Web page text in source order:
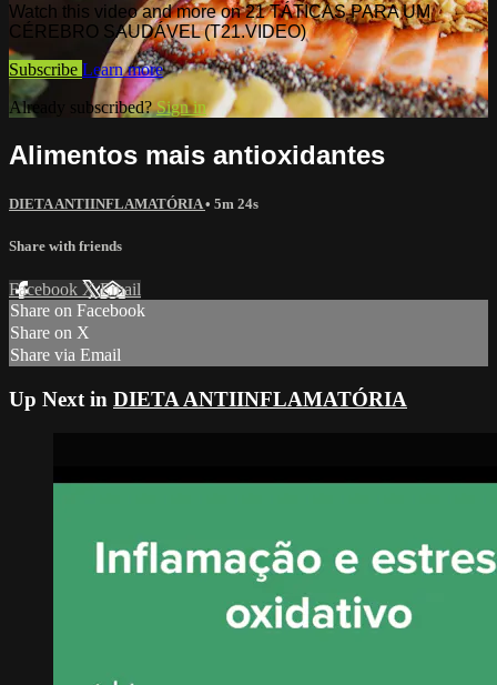
Watch this video and more on 21 TÁTICAS PARA UM
CÉREBRO SAUDÁVEL (T21.VIDEO)
Subscribe Learn more
Already subscribed?Sign in
Alimentos mais antioxidantes
DIETA ANTIINFLAMATÓRIA• 5m 24s
Share with friends
Facebook XEmail
Share on Facebook
Share on X
Share via Email
Up Next in DIETA ANTIINFLAMATÓRIA